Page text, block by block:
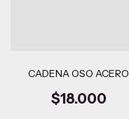
CADENA OSO ACERO
$18.000